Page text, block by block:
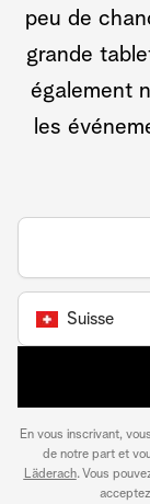
peu de
grande
également
les
Suisse
En vous inscrivant,
de notre part et
Läderach. Vous
acceptez